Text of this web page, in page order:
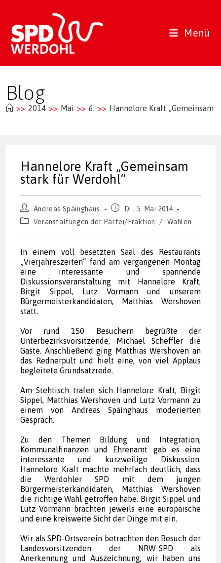
Menü
Blog
>> 2014 >> Mai >> 6. >> Hannelore Kraft „Gemeinsam
Hannelore Kraft „Gemeinsam
stark für Werdohl“
Beitrags-
Autor:
Andreas Späinghaus
BeitragDi., 5. Mai 2014
Beitrags-
Veranstaltungen der Partei/Fraktion / Wahlen
In einem voll besetzten Saal des Restaurants
„Vierjahreszeiten“ fand am vergangenen Montag
eine interessante und spannende
Diskussionsveranstaltung mit Hannelore Kraft,
Birgit Sippel, Lutz Vormann und unserem
Bürgermeisterkandidaten, Matthias Wershoven
statt.
Vor rund 150 Besuchern begrüßte der
Unterbezirksvorsitzende, Michael Scheffler die
Gäste. Anschließend ging Matthias Wershoven an
das Rednerpult und hielt eine, von viel Applaus
begleitete Grundsatzrede.
Am Stehtisch trafen sich Hannelore Kraft, Birgit
Sippel, Matthias Wershoven und Lutz Vormann zu
einem von Andreas Späinghaus moderierten
Gespräch.
Zu den Themen Bildung und Integration,
Kommunalfinanzen und Ehrenamt gab es eine
interessante und kurzweilige Diskussion.
Hannelore Kraft machte mehrfach deutlich, dass
die Werdohler SPD mit dem jungen
Bürgermeisterkandidaten, Matthias Wershoven
die richtige Wahl getroffen habe. Birgit Sippel und
Lutz Vormann brachten jeweils eine europäische
und eine kreisweite Sicht der Dinge mit ein.
Wir als SPD-Ortsverein betrachten den Besuch der
Landesvorsitzenden der NRW-SPD als
Anerkennung und Auszeichnung, wir haben uns